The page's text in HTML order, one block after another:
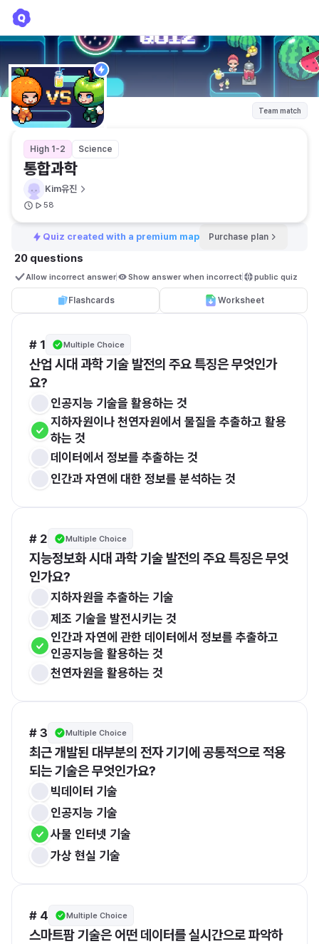
Team match
High 1-2 Science
통합과학
Kim유진
58
Quiz created with a premium map Purchase plan
20 questions
Allow incorrect answer Show answer when incorrect public quiz
Flashcards Worksheet
# 1 Multiple Choice
산업 시대 과학 기술 발전의 주요 특징은 무엇인가
요?
인공지능 기술을 활용하는 것
지하자원이나 천연자원에서 물질을 추출하고 활용
하는 것
데이터에서 정보를 추출하는 것
인간과 자연에 대한 정보를 분석하는 것
# 2 Multiple Choice
지능정보화 시대 과학 기술 발전의 주요 특징은 무엇
인가요?
지하자원을 추출하는 기술
제조 기술을 발전시키는 것
인간과 자연에 관한 데이터에서 정보를 추출하고
인공지능을 활용하는 것
천연자원을 활용하는 것
# 3 Multiple Choice
최근 개발된 대부분의 전자 기기에 공통적으로 적용
되는 기술은 무엇인가요?
빅데이터 기술
인공지능 기술
사물 인터넷 기술
가상 현실 기술
# 4 Multiple Choice
스마트팜 기술은 어떤 데이터를 실시간으로 파악하